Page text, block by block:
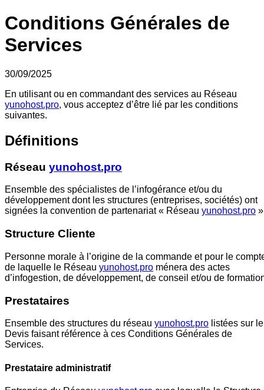
Conditions Générales de
Services
30/09/2025
En utilisant ou en commandant des services au Réseau
yunohost.pro, vous acceptez d’être lié par les conditions
suivantes.
Définitions
Réseau yunohost.pro
Ensemble des spécialistes de l’infogérance et/ou du
développement dont les structures (entreprises, sociétés) ont
signées la convention de partenariat « Réseau yunohost.pro
Structure Cliente
Personne morale à l’origine de la commande et pour le
de laquelle le Réseau yunohost.pro ménera des actes
d’infogestion, de développement, de conseil et/ou de
Prestataires
Ensemble des structures du réseau yunohost.pro listées sur le
Devis faisant référence à ces Conditions Générales de
Services.
Prestataire administratif